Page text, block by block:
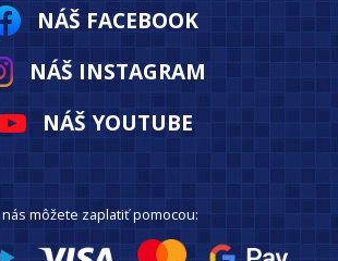
NÁŠ FACEBOOK
NÁŠ INSTAGRAM
NÁŠ YOUTUBE
nás môžete zaplatiť pomocou: